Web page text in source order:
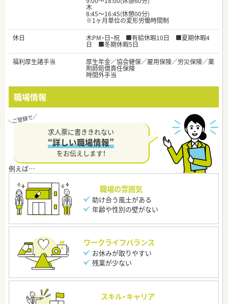
木
8:45～16:45(休憩00分)
※1ヶ月単位の変形労働時間制
休日
木PM・日・祝 ■有給休暇10日 ■夏期休暇4
日 ■冬期休暇5日
福利厚生諸手当
厚生年金／協会健保／雇用保険／労災保険／薬
剤師賠償責任保険
時間外手当
職場情報
求人票に書ききれない
“詳しい職場情報”
をお伝えします！
職場の雰囲気
助け合う風土がある
年齢や性別の壁がない
ワークライフバランス
お休みが取りやすい
残業が少ない
スキル・キャリア